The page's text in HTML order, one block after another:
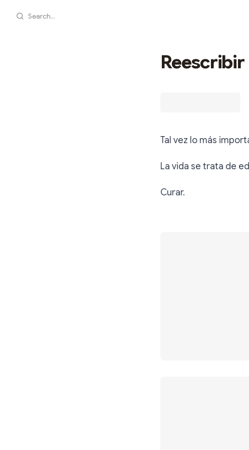
Search...
Reescribir
Tal vez lo más
La vida se trata de
Curar.